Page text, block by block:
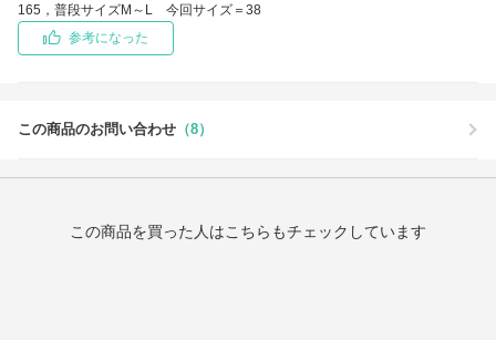
165，普段サイズM～L 今回サイズ＝38
参考になった
この商品のお問い合わせ （8）
この商品を買った人はこちらもチェックしています